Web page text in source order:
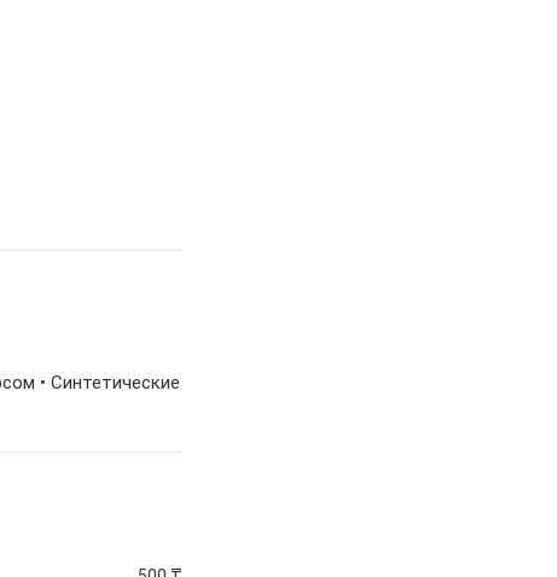
• Синтетические